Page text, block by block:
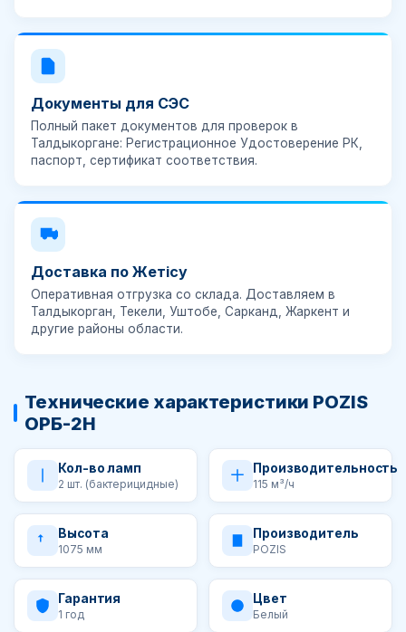
Документы для СЭС
Полный пакет документов для проверок в
Талдыкоргане: Регистрационное Удостоверение РК,
паспорт, сертификат соответствия.
Доставка по Жетісу
Оперативная отгрузка со склада. Доставляем в
Талдыкорган, Текели, Уштобе, Сарканд, Жаркент и
другие районы области.
Технические характеристики POZIS
ОРБ-2Н
Кол-во ламп
2 шт. (бактерицидные)
Производительность
115 м³/ч
Высота
1075 мм
Производитель
POZIS
Гарантия
1 год
Цвет
Белый